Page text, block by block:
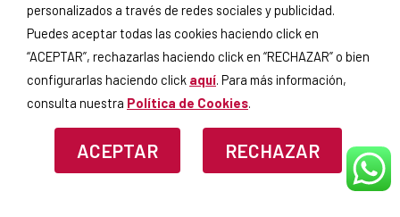
Si continúas, aceptas lapolítica
de privacidad.
personalizados a través de redes sociales y publicidad.
Puedes aceptar todas las cookies haciendo click en
“ACEPTAR”, rechazarlas haciendo click en “RECHAZAR” o bien
configurarlas haciendo click aquí. Para más información,
consulta nuestra Política de Cookies.
ACEPTAR RECHAZAR